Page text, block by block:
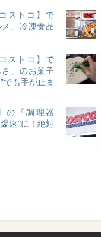
コストコ】で
」冷凍食品
コストコ】で
」のお菓子
でも手が止ま
の『調理器
速"に！絶対